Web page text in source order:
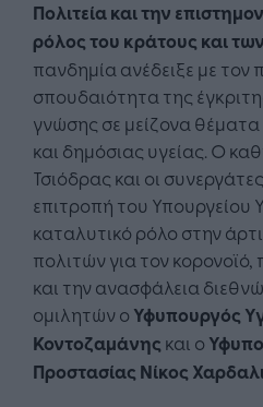
Πολιτεία και την
ρόλος του κράτους και
πανδημία ανέδειξε με τον
σπουδαιότητα της
γνώσης σε μείζονα
και δημόσιας υγείας. Ο
Τσιόδρας και οι
επιτροπή του Υπουργείου
καταλυτικό ρόλο στην
πολιτών για τον
και την ανασφάλεια
ομιλητών ο Υφυπουργός
Κοντοζαμάνης και ο
Προστασίας Νίκος